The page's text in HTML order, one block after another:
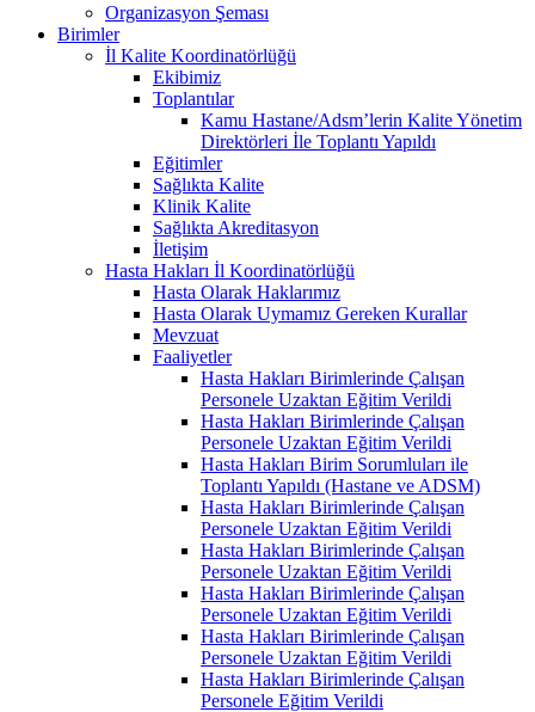
Organizasyon Şeması
Birimler
İl Kalite Koordinatörlüğü
Ekibimiz
Toplantılar
Kamu Hastane/Adsm’lerin Kalite Yönetim
Direktörleri İle Toplantı Yapıldı
Eğitimler
Sağlıkta Kalite
Klinik Kalite
Sağlıkta Akreditasyon
İletişim
Hasta Hakları İl Koordinatörlüğü
Hasta Olarak Haklarımız
Hasta Olarak Uymamız Gereken Kurallar
Mevzuat
Faaliyetler
Hasta Hakları Birimlerinde Çalışan
Personele Uzaktan Eğitim Verildi
Hasta Hakları Birimlerinde Çalışan
Personele Uzaktan Eğitim Verildi
Hasta Hakları Birim Sorumluları ile
Toplantı Yapıldı (Hastane ve ADSM)
Hasta Hakları Birimlerinde Çalışan
Personele Uzaktan Eğitim Verildi
Hasta Hakları Birimlerinde Çalışan
Personele Uzaktan Eğitim Verildi
Hasta Hakları Birimlerinde Çalışan
Personele Uzaktan Eğitim Verildi
Hasta Hakları Birimlerinde Çalışan
Personele Uzaktan Eğitim Verildi
Hasta Hakları Birimlerinde Çalışan
Personele Eğitim Verildi